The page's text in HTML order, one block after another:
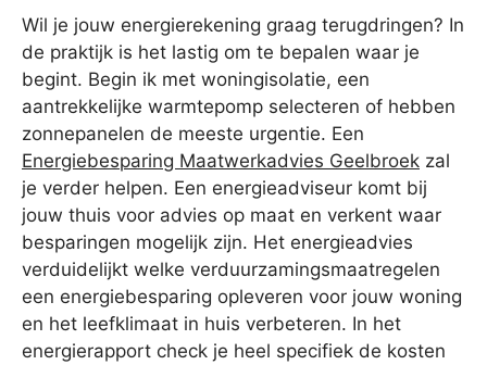
Wil je jouw energierekening graag terugdringen? In
de praktijk is het lastig om te bepalen waar je
begint. Begin ik met woningisolatie, een
aantrekkelijke warmtepomp selecteren of hebben
zonnepanelen de meeste urgentie. Een
Energiebesparing Maatwerkadvies Geelbroek zal
je verder helpen. Een energieadviseur komt bij
jouw thuis voor advies op maat en verkent waar
besparingen mogelijk zijn. Het energieadvies
verduidelijkt welke verduurzamingsmaatregelen
een energiebesparing opleveren voor jouw woning
en het leefklimaat in huis verbeteren. In het
energierapport check je heel specifiek de kosten